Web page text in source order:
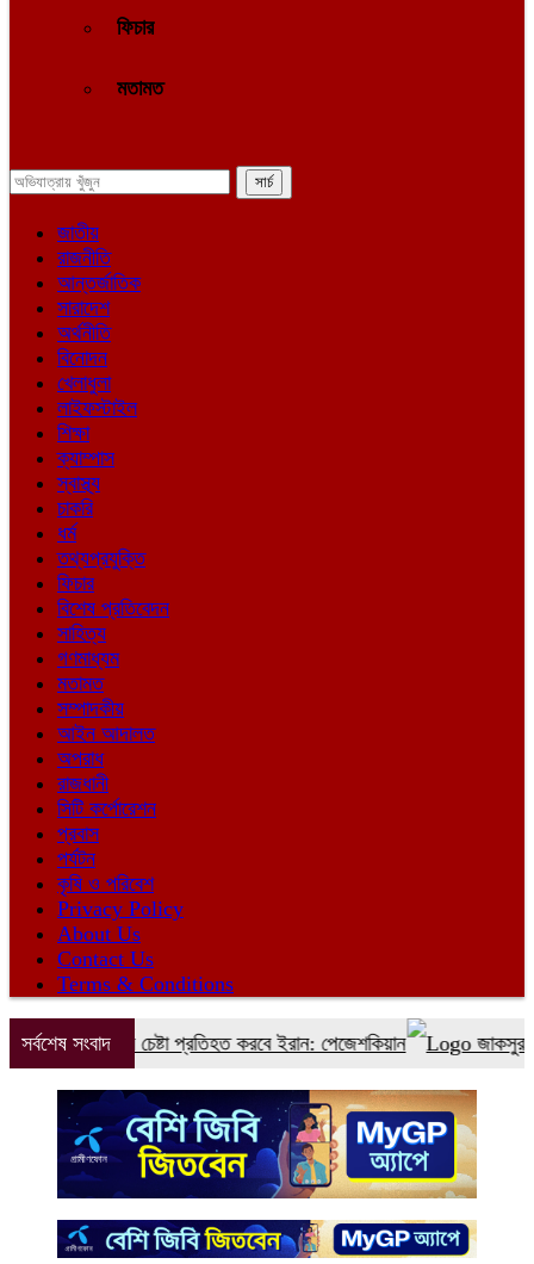
ফিচার
মতামত
জাতীয়
রাজনীতি
আন্তর্জাতিক
সারাদেশ
অর্থনীতি
বিনোদন
খেলাধুলা
লাইফস্টাইল
শিক্ষা
ক্যাম্পাস
স্বাস্থ্য
চাকরি
ধর্ম
তথ্যপ্রযুক্তি
ফিচার
বিশেষ প্রতিবেদন
সাহিত্য
গণমাধ্যম
মতামত
সম্পাদকীয়
আইন আদালত
অপরাধ
রাজধানী
সিটি কর্পোরেশন
প্রবাস
পর্যটন
কৃষি ও পরিবেশ
Privacy Policy
About Us
Contact Us
Terms & Conditions
সর্বশেষ সংবাদ
চেষ্টা প্রতিহত করবে ইরান: পেজেশকিয়ান জাকসুর সাংস্কৃতিক